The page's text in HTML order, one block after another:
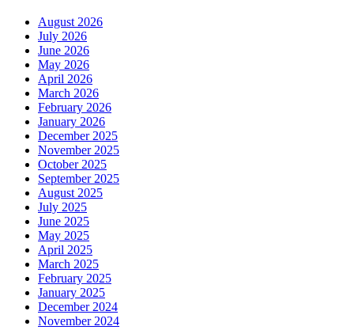
August 2026
July 2026
June 2026
May 2026
April 2026
March 2026
February 2026
January 2026
December 2025
November 2025
October 2025
September 2025
August 2025
July 2025
June 2025
May 2025
April 2025
March 2025
February 2025
January 2025
December 2024
November 2024